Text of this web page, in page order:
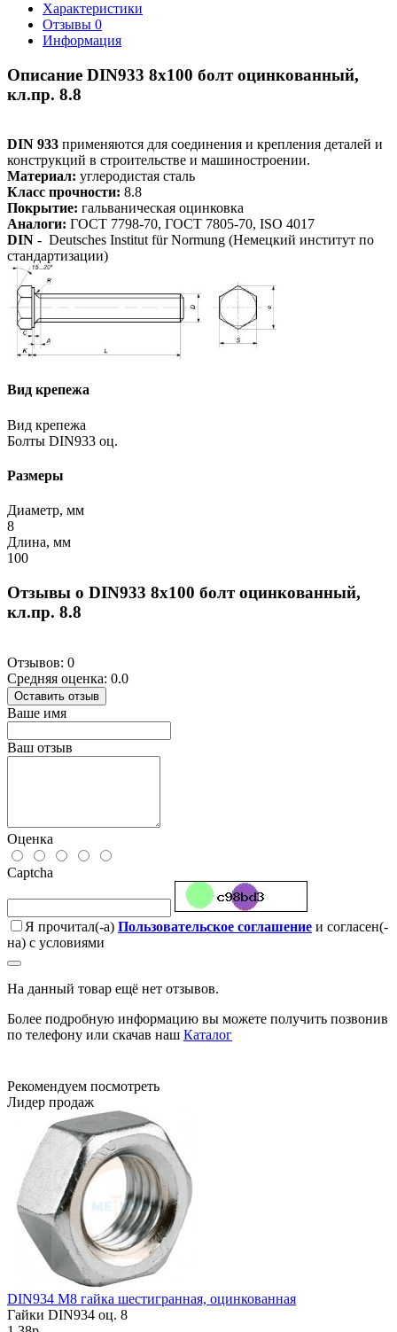
Характеристики
Отзывы 0
Информация
Описание DIN933 8х100 болт оцинкованный,
кл.пр. 8.8
DIN 933 применяются для соединения и крепления деталей и
конструкций в строительстве и машиностроении.
Материал: углеродистая сталь
Класс прочности: 8.8
Покрытие: гальваническая оцинковка
Аналоги: ГОСТ 7798-70, ГОСТ 7805-70, ISO 4017
DIN - Deutsches Institut für Normung (Немецкий институт по
стандартизации)
Вид крепежа
Вид крепежа
Болты DIN933 оц.
Размеры
Диаметр, мм
8
Длина, мм
100
Отзывы о DIN933 8х100 болт оцинкованный,
кл.пр. 8.8
Отзывов: 0
Средняя оценка: 0.0
Оставить отзыв
Ваше имя
Ваш отзыв
Оценка
Captcha
Я прочитал(-а) Пользовательское соглашение и согласен(-
на) с условиями
На данный товар ещё нет отзывов.
Более подробную информацию вы можете получить позвонив
по телефону или скачав наш Каталог
Рекомендуем посмотреть
Лидер продаж
DIN934 M8 гайка шестигранная, оцинкованная
Гайки DIN934 оц. 8